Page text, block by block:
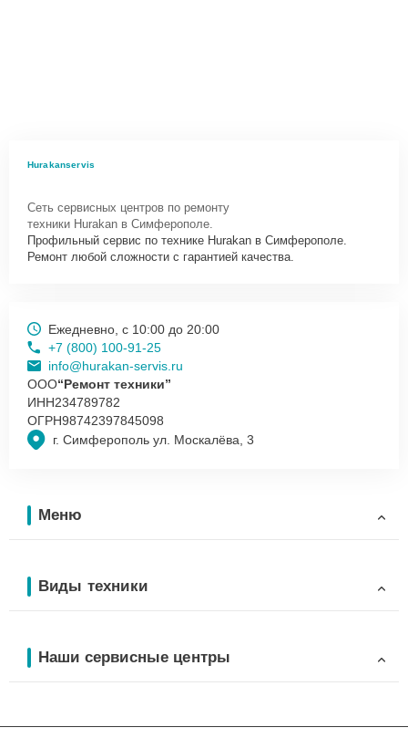
Hurakanservis
Сеть сервисных центров по ремонту
техники Hurakan в Симферополе.
Профильный сервис по технике Hurakan в Симферополе.
Ремонт любой сложности с гарантией качества.
г. Симферополь ул. Москалёва, 3
Ежедневно, с 10:00 до 20:00
+7 (800) 100-91-25
info@hurakan-servis.ru
ООО“Ремонт техники”
ИНН234789782
ОГРН98742397845098
Меню
Виды техники
Наши сервисные центры